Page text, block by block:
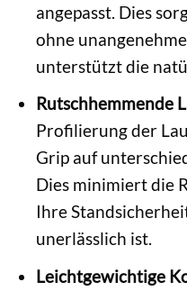
angepasst. Dies
ohne
unterstützt die
Rutschhemmende
Profilierung der
Grip auf
Dies minimiert die
Ihre
unerlässlich ist.
Leichtgewichtige